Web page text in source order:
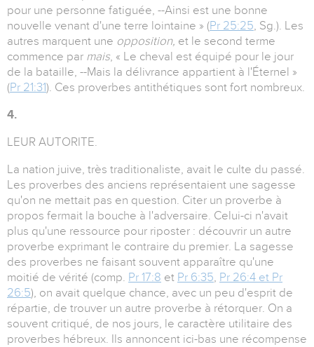
pour une personne fatiguée, --Ainsi est une bonne
nouvelle venant d'une terre lointaine » (Pr 25:25, Sg.). Les
autres marquent une opposition, et le second terme
commence par mais, « Le cheval est équipé pour le jour
de la bataille, --Mais la délivrance appartient à l'Éternel »
(Pr 21:31). Ces proverbes antithétiques sont fort nombreux.
4.
LEUR AUTORITE.
La nation juive, très traditionaliste, avait le culte du passé.
Les proverbes des anciens représentaient une sagesse
qu'on ne mettait pas en question. Citer un proverbe à
propos fermait la bouche à l'adversaire. Celui-ci n'avait
plus qu'une ressource pour riposter : découvrir un autre
proverbe exprimant le contraire du premier. La sagesse
des proverbes ne faisant souvent apparaître qu'une
moitié de vérité (comp. Pr 17:8 et Pr 6:35, Pr 26:4 et Pr
26:5), on avait quelque chance, avec un peu d'esprit de
répartie, de trouver un autre proverbe à rétorquer. On a
souvent critiqué, de nos jours, le caractère utilitaire des
proverbes hébreux. Ils annoncent ici-bas une récompense